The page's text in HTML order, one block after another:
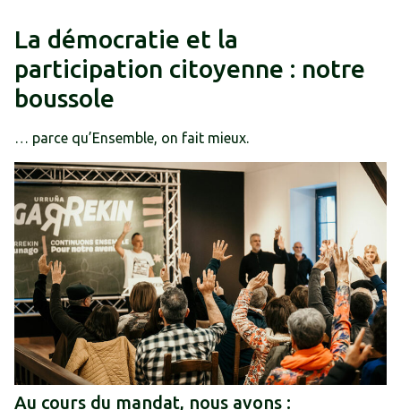
La démocratie et la
participation citoyenne : notre
boussole
… parce qu’Ensemble, on fait mieux.
Au cours du mandat, nous avons :